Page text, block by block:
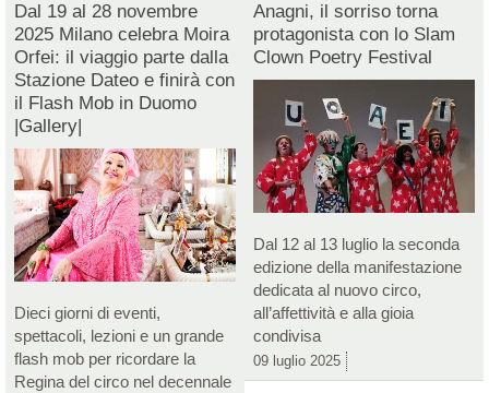
Dal 19 al 28 novembre
2025 Milano celebra Moira
Orfei: il viaggio parte dalla
Stazione Dateo e finirà con
il Flash Mob in Duomo
|Gallery|
Dieci giorni di eventi,
spettacoli, lezioni e un grande
flash mob per ricordare la
Regina del circo nel decennale
Anagni, il sorriso torna
protagonista con lo Slam
Clown Poetry Festival
Dal 12 al 13 luglio la seconda
edizione della manifestazione
dedicata al nuovo circo,
all’affettività e alla gioia
condivisa
09 luglio 2025